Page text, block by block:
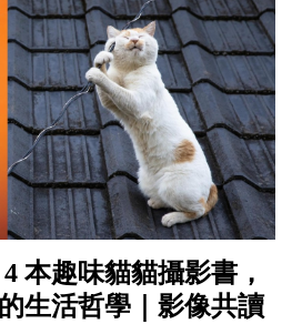
本趣味貓貓攝影書，
生活哲學｜影像共讀